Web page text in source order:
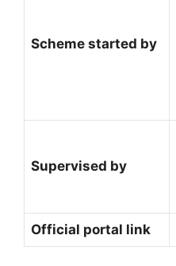
Scheme started by
Supervised by
Official portal link